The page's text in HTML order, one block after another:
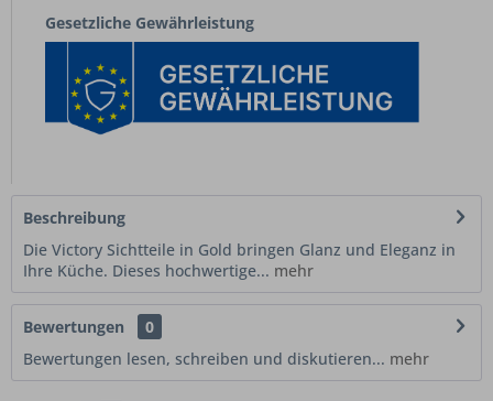
Gesetzliche Gewährleistung
Beschreibung
Die Victory Sichtteile in Gold bringen Glanz und Eleganz in
Ihre Küche. Dieses hochwertige... mehr
Bewertungen
0
Bewertungen lesen, schreiben und diskutieren... mehr